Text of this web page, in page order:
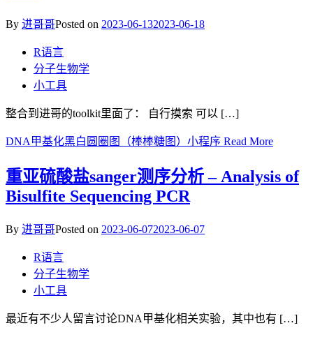
By 进哥哥Posted on 2023-06-132023-06-18
R语言
分子生物学
小工具
整合到进哥的toolkit里面了： 自行摸索 可以 […]
DNA甲基化黑白圆圈图（棒棒糖图）小程序 Read More
重亚硫酸盐sanger测序分析 – Analysis of
Bisulfite Sequencing PCR
By 进哥哥Posted on 2023-06-072023-06-07
R语言
分子生物学
小工具
最近有不少人留言讨论DNA甲基化相关实验，其中也有 […]